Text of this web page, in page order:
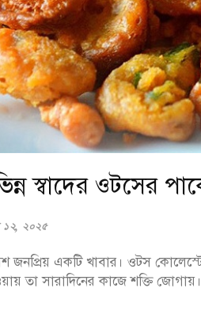
স্বাদের ওটসের
১২, ২০২৫
জনপ্রিয় একটি খাবার। ওটস
তা সারাদিনের কাজে শক্তি